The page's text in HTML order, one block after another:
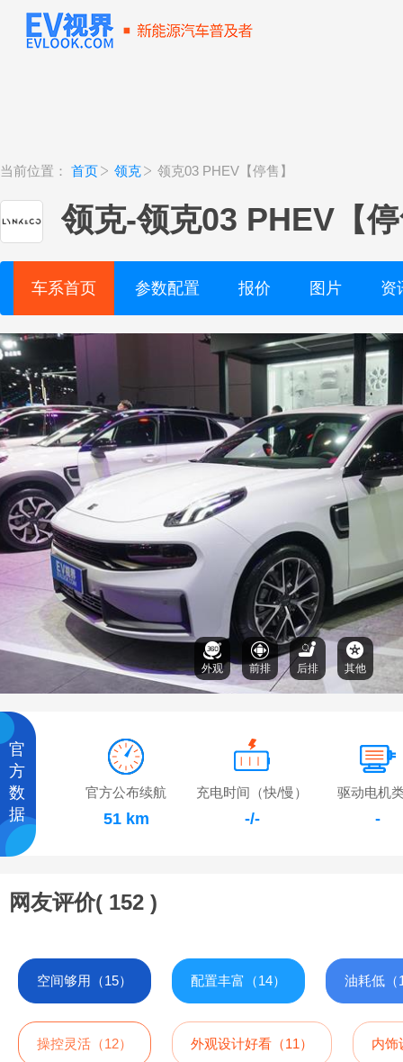
当前位置： 首页 领克 领克03 PHEV【停售】
领克-领克03 PHEV【
车系首页 参数配置 报价 图片 资
外观 前排 后排 其他
官
方
数
据
官方公布续航
51 km
充电时间（快/慢）
-/-
驱动电机
-
网友评价( 152 )
空间够用（15） 配置丰富（14） 油耗低（
操控灵活（12） 外观设计好看（11） 内饰